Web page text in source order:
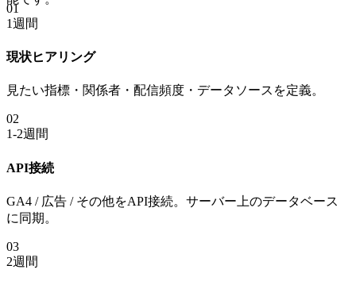
01
1週間
現状ヒアリング
見たい指標・関係者・配信頻度・データソースを定義。
02
1-2週間
API接続
GA4 / 広告 / その他をAPI接続。サーバー上のデータベース
に同期。
03
2週間